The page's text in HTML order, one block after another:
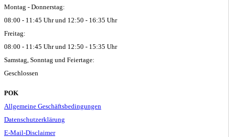
Montag - Donnerstag:
08:00 - 11:45 Uhr und 12:50 - 16:35 Uhr
Freitag:
08:00 - 11:45 Uhr und 12:50 - 15:35 Uhr
Samstag, Sonntag und Feiertage:
Geschlossen
POK
Allgemeine Geschäftsbedingungen
Datenschutzerklärung
E-Mail-Disclaimer